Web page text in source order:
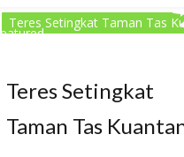
Featured
Teres Setingkat Taman Tas
Teres Setingkat
Taman Tas